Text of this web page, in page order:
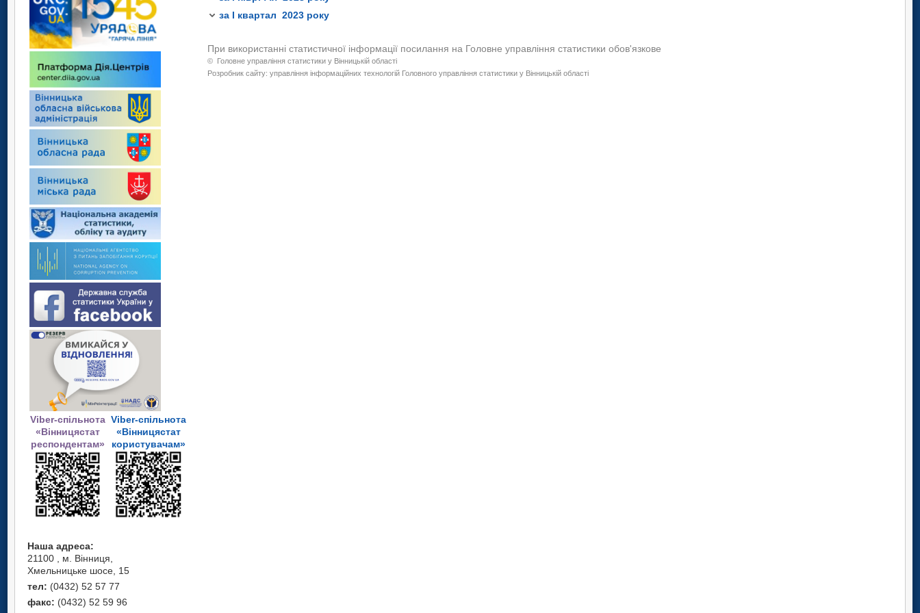
Viber-спільнота
«Вінницястат
респондентам»
Viber-спільнота
«Вінницястат
користувачам»
Наша адреса:
21100 , м. Вінниця,
Хмельницьке шосе, 15
тел: (0432) 52 57 77
факс: (0432) 52 59 96
за І квартал 2023 року
лінії”.
При використанні статистичної інформації посилання на Головне управління статистики обов'язкове
© Головне управління статистики у Вінницькій області
Розробник сайту: управління інформаційних технологій Головного управління статистики у Вінницькій області